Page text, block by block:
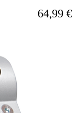
64,99 €